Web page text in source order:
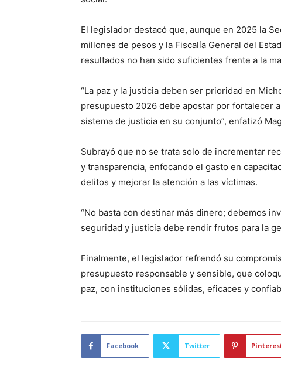
El legislador destacó que, aunque en 2025 la
millones de pesos y la Fiscalía General del
resultados no han sido suficientes frente a la
“La paz y la justicia deben ser prioridad en
presupuesto 2026 debe apostar por fortalecer
sistema de justicia en su conjunto”, enfatizó
Subrayó que no se trata solo de incrementar
y transparencia, enfocando el gasto en
delitos y mejorar la atención a las víctimas.
“No basta con destinar más dinero; debemos
seguridad y justicia debe rendir frutos para la
Finalmente, el legislador refrendó su
presupuesto responsable y sensible, que
paz, con instituciones sólidas, eficaces y
Facebook Twitter